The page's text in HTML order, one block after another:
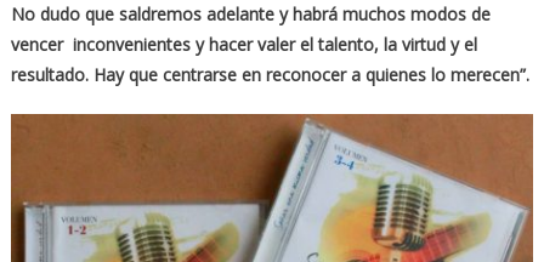
No dudo que saldremos adelante y habrá muchos modos de
vencer inconvenientes y hacer valer el talento, la virtud y el
resultado. Hay que centrarse en reconocer a quienes lo merecen”.